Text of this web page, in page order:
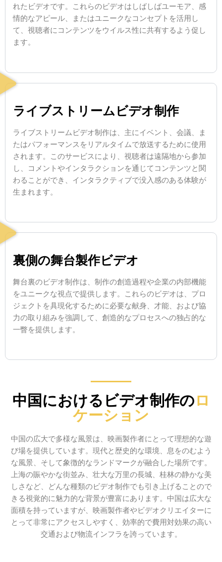
れたビデオです。これらのビデオはしばしばユーモア、感
情的なアピール、またはユニークなコンセプトを活用し
て、視聴者にコンテンツをウイルス性に共有するよう促し
ます。
ライブストリームビデオ制作
ライブストリームビデオ制作は、主にイベント、会議、ま
たはパフォーマンスをリアルタイムで放送するために使用
されます。このサービスにより、視聴者は遠隔地から参加
し、コメントやインタラクションを通じてコンテンツと関
わることができ、インタラクティブで没入感のある体験が
生まれます。
裏側の舞台製作ビデオ
舞台裏のビデオ制作は、制作の創造過程や企業の内部機能
をユニークな視点で提供します。これらのビデオは、プロ
ジェクトを具現化するために必要な献身、才能、および協
力の取り組みを強調して、創造的なプロセスへの独占的な
一瞥を提供します。
中国におけるビデオ制作のロ
ケーション
中国の広大で多様な風景は、映画製作者にとって理想的な遊
び場を提供しています。現代と歴史的な環境、息をのむよう
な風景、そして象徴的なランドマークが融合した場所です。
上海の賑やかな街並み、壮大な万里の長城、桂林の静かな美
しさなど、どんな種類のビデオ制作でも引き上げることので
きる視覚的に魅力的な背景が豊富にあります。中国は広大な
面積を持っていますが、映画製作者やビデオクリエイターに
とって非常にアクセスしやすく、効率的で費用対効果の高い
交通および物流インフラを誇っています。